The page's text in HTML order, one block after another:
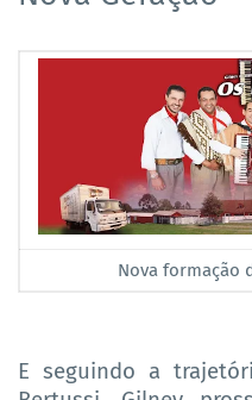
Nova formação
E seguindo a